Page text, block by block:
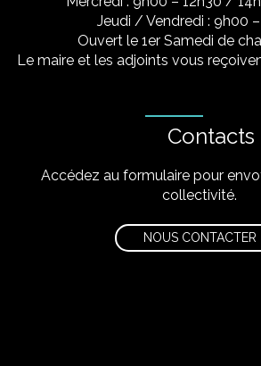
Jeudi / Vendredi : 9h00
Ouvert le 1er Samedi de
Le maire et les adjoints vous
Contacts
Accédez au formulaire pour
collectivité.
NOUS CONTACTER